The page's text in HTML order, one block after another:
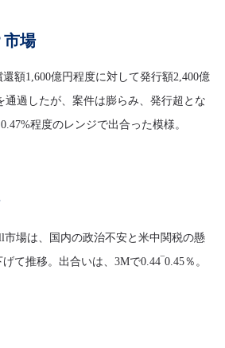
市場
額1,600億円程度に対して発行額2,400億
通過したが、案件は膨らみ、発行超とな
程度のレンジで出合った模様。
場は、国内の政治不安と米中関税の懸
て推移。出合いは、3Mで0.44‾0.45％。